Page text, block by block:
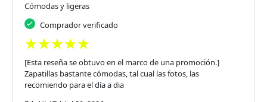
Cómodas y ligeras
Comprador verificado
[Esta reseña se obtuvo en el marco de una promoción.]
Zapatillas bastante cómodas, tal cual las fotos, las
recomiendo para el día a dia